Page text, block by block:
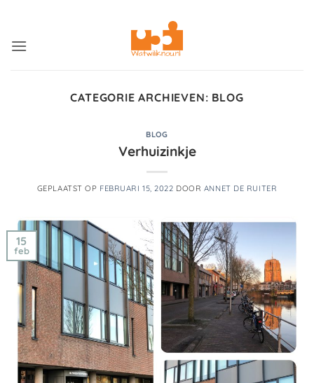
inhoud
CATEGORIE ARCHIEVEN: BLOG
BLOG
Verhuizinkje
GEPLAATST OP FEBRUARI 15, 2022 DOOR ANNET DE RUITER
15
feb